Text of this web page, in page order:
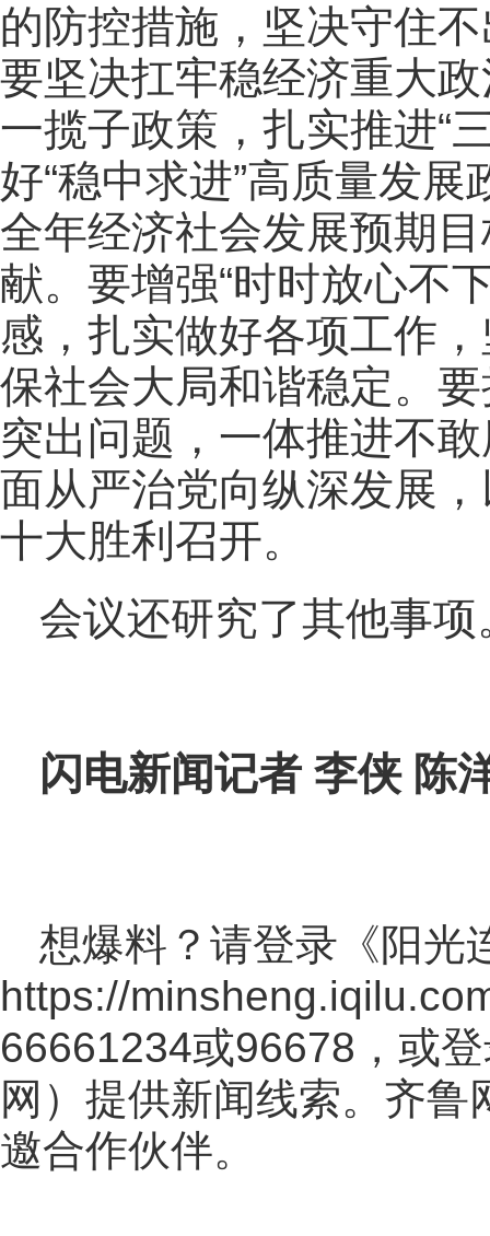
的防控措施，坚决守住
要坚决扛牢稳经济重大
一揽子政策，扎实推进“
好“稳中求进”高质量发
全年经济社会发展预期
献。要增强“时时放心不
感，扎实做好各项工作
保社会大局和谐稳定。
突出问题，一体推进不
面从严治党向纵深发展
十大胜利召开。
会议还研究了其他事项
闪电新闻记者 李侠 陈
想爆料？请登录《阳光
https://
66661234或96678，或
网 ）提供新闻线索。齐鲁
邀合作伙伴。